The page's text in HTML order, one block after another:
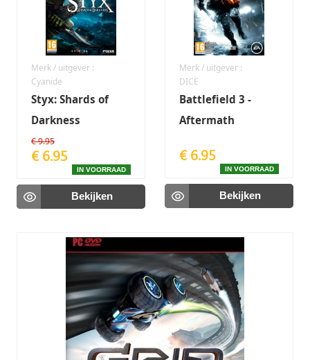
Merk / uitgever :
Cyanide
Styx: Shards of
Darkness
€ 9.95
€ 6.95
IN VOORRAAD
Bekijken
Merk / uitgever :
DICE
Battlefield 3 -
Aftermath
€ 6.95
IN VOORRAAD
Bekijken